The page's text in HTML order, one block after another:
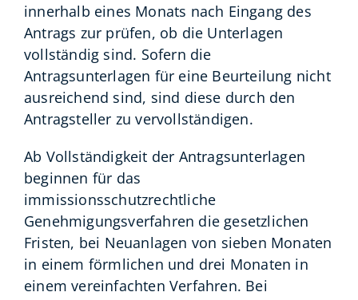
innerhalb eines Monats nach Eingang des
Antrags zur prüfen, ob die Unterlagen
vollständig sind. Sofern die
Antragsunterlagen für eine Beurteilung nicht
ausreichend sind, sind diese durch den
Antragsteller zu vervollständigen.
Ab Vollständigkeit der Antragsunterlagen
beginnen für das
immissionsschutzrechtliche
Genehmigungsverfahren die gesetzlichen
Fristen, bei Neuanlagen von sieben Monaten
in einem förmlichen und drei Monaten in
einem vereinfachten Verfahren. Bei